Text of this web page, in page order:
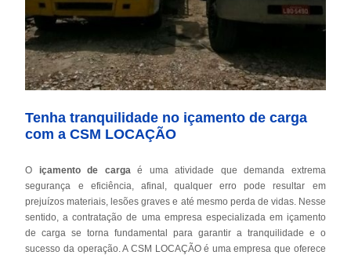
Tenha tranquilidade no içamento de carga
com a CSM LOCAÇÃO
O içamento de cargaé uma atividade que demanda extrema
segurança e eficiência, afinal, qualquer erro pode resultar em
prejuízos materiais, lesões graves e até mesmo perda de vidas. Nesse
sentido, a contratação de uma empresa especializada em içamento
de carga se torna fundamental para garantir a tranquilidade e o
sucesso da operação. A CSM LOCAÇÃO é uma empresa que oferece